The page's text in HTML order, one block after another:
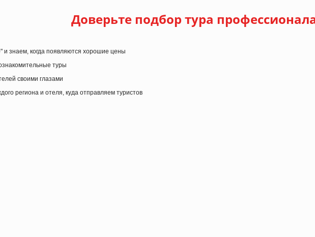
Доверьте подбор тура
и знаем, когда появляются хорошие цены
туры
своими глазами
региона и отеля, куда отправляем туристов